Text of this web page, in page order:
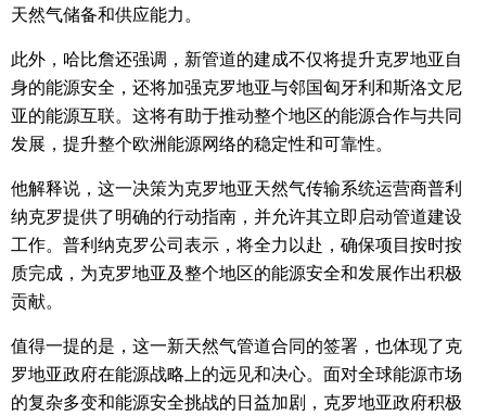
天然气储备和供应能力。
此外，哈比詹还强调，新管道的建成不仅将提升克罗地亚自
身的能源安全，还将加强克罗地亚与邻国匈牙利和斯洛文尼
亚的能源互联。这将有助于推动整个地区的能源合作与共同
发展，提升整个欧洲能源网络的稳定性和可靠性。
他解释说，这一决策为克罗地亚天然气传输系统运营商普利
纳克罗提供了明确的行动指南，并允许其立即启动管道建设
工作。普利纳克罗公司表示，将全力以赴，确保项目按时按
质完成，为克罗地亚及整个地区的能源安全和发展作出积极
贡献。
值得一提的是，这一新天然气管道合同的签署，也体现了克
罗地亚政府在能源战略上的远见和决心。面对全球能源市场
的复杂多变和能源安全挑战的日益加剧，克罗地亚政府积极